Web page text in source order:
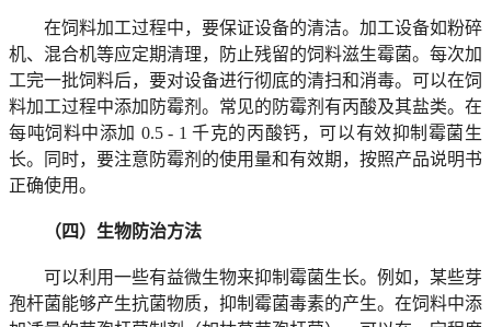
在饲料加工过程中，要保证设备的清洁。加工设备如粉碎
机、混合机等应定期清理，防止残留的饲料滋生霉菌。每次加
工完一批饲料后，要对设备进行彻底的清扫和消毒。可以在饲
料加工过程中添加防霉剂。常见的防霉剂有丙酸及其盐类。在
每吨饲料中添加 0.5 - 1 千克的丙酸钙，可以有效抑制霉菌生
长。同时，要注意防霉剂的使用量和有效期，按照产品说明书
正确使用。
（四）生物防治方法
可以利用一些有益微生物来抑制霉菌生长。例如，某些芽
孢杆菌能够产生抗菌物质，抑制霉菌毒素的产生。在饲料中添